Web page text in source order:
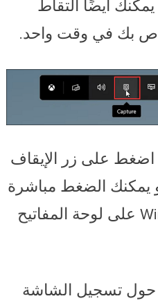
يمكنك أيضًا التقاط
بك في وقت واحد.
اضغط على زر الإيقاف
يمكنك الضغط مباشرة
على Windows + ALT + R على لوحة المفاتيح
حول تسجيل الشاشة